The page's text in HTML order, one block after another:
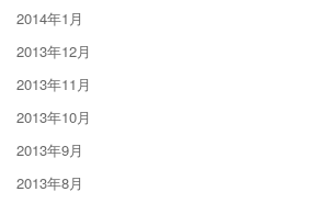
2014年1月
2013年12月
2013年11月
2013年10月
2013年9月
2013年8月